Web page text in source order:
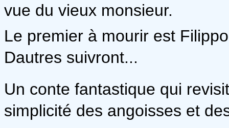
vue du vieux monsieur.
Le premier à mourir est
Dautres suivront...
Un conte fantastique qui
simplicité des angoisses et